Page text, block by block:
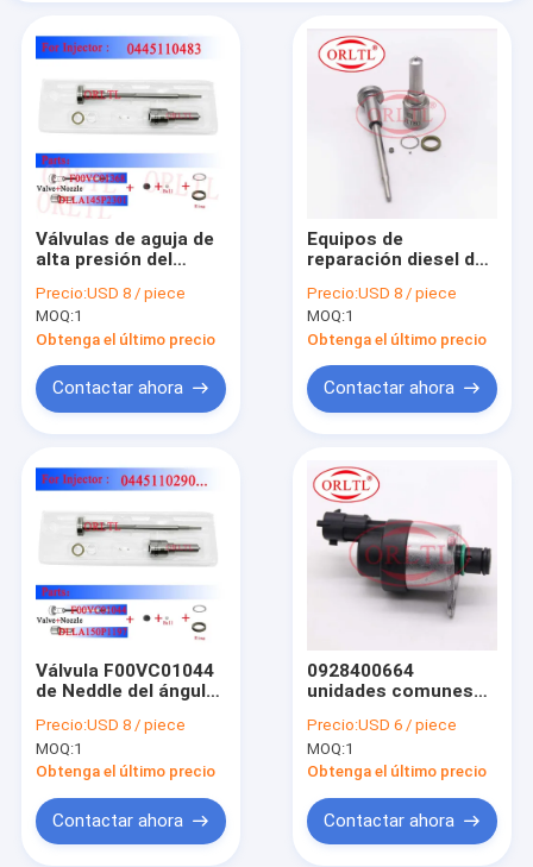
Válvulas de aguja de
alta presión del
espray de ORLTL
0433172301)
DLLA145P2301
(F00VC01368 para
Shangchai
0445110483
Precio:USD 8 / piece
MOQ:1
Obtenga el último precio
Contactar ahora
Equipos de
reparación diesel de
de espray de la niebla
de ORLTL
0433171877)
DLLA160P1415
(F00VC01331 para
BMW 0445110219
Precio:USD 8 / piece
MOQ:1
Obtenga el último precio
Contactar ahora
Válvula F00VC01044
de Neddle del ángulo
cierre de ORLTL
DLLA150P1197
(0433171755) para
Precio:USD 8 / piece
MOQ:1
Obtenga el último precio
Contactar ahora
0928400664
unidades comunes
carril instrumento de
medida del aceite
400 664 0 928 400
para For BOS
Precio:USD 6 / piece
MOQ:1
Obtenga el último precio
Contactar ahora